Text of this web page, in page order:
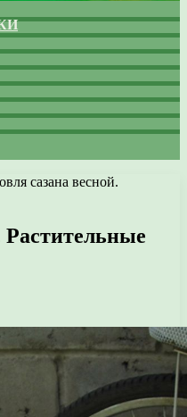
сазана весной.
Растительные